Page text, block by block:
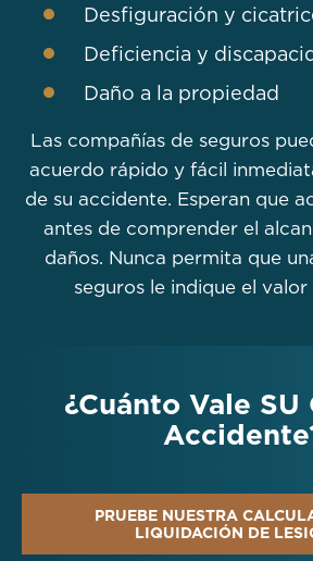
Desfiguración y
Deficiencia y
Daño a la propiedad
Las compañías de seguros
acuerdo rápido y fácil
de su accidente. Esperan que
antes de comprender el
daños. Nunca permita que
seguros le indique el valor
¿Cuánto Vale SU
PRUEBE NUESTRA
LIQUIDACIÓN DE